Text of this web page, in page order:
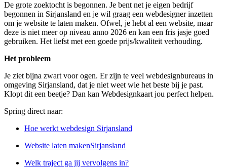
De grote zoektocht is begonnen. Je bent net je eigen bedrijf
begonnen in Sirjansland en je wil graag een webdesigner inzetten
om je website te laten maken. Ofwel, je hebt al een website, maar
deze is niet meer op niveau anno 2026 en kan een fris jasje goed
gebruiken. Het liefst met een goede prijs/kwaliteit verhouding.
Het probleem
Je ziet bijna zwart voor ogen. Er zijn te veel webdesignbureaus in
omgeving Sirjansland, dat je niet weet wie het beste bij je past.
Klopt dit een beetje? Dan kan Webdesignkaart jou perfect helpen.
Spring direct naar:
Hoe werkt webdesign Sirjansland
Website laten makenSirjansland
Welk traject ga jij vervolgens in?